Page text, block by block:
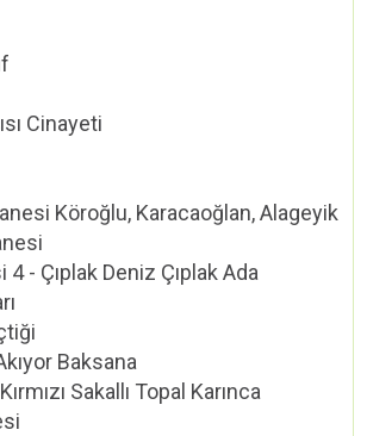
Cinayeti
Köroğlu, Karacaoğlan, Alageyik
- Çıplak Deniz Çıplak Ada
Baksana
Sakallı Topal Karınca